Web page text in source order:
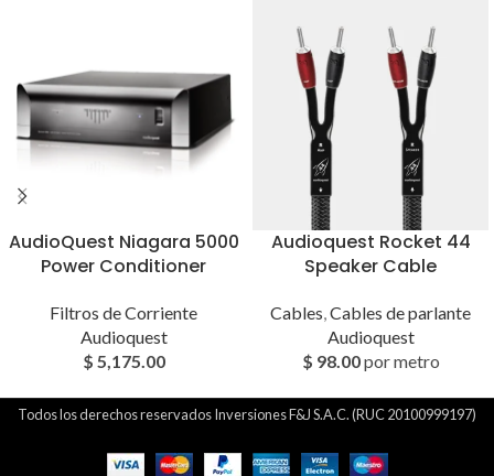
AudioQuest Niagara 5000
Power Conditioner
Filtros de Corriente
Audioquest
$ 5,175.00
Audioquest Rocket 44
Speaker Cable
Cables,Cables de parlante
Audioquest
$ 98.00por metro
Todos los derechos reservados Inversiones F&J S.A.C. (RUC 20100999197)